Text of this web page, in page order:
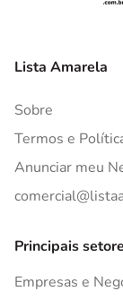
Lista Amarela
Sobre
Termos e
Anunciar meu
Principais
Empresas e